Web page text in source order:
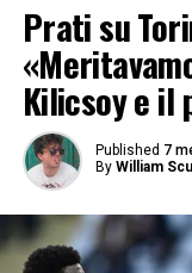
Prati su
Kilicsoy e il
Published 7
By William